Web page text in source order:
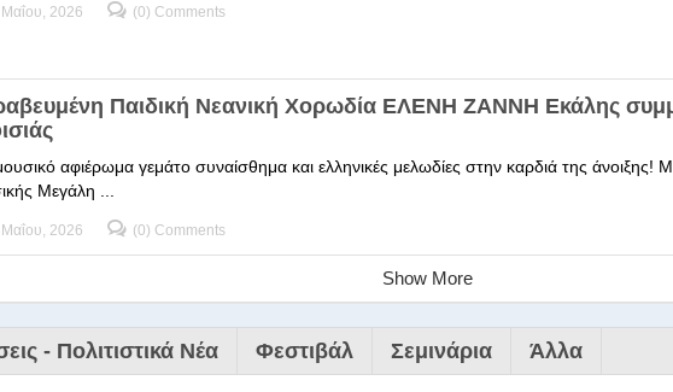
2026 (0) Comments
Παιδική Νεανική Χορωδία ΕΛΕΝΗ ΖΑΝΝΗ Εκάλης
αφιέρωμα γεμάτο συναίσθημα και ελληνικές μελωδίες στην καρδιά της άνοιξης!
Μεγάλη ...
2026 (0) Comments
Show More
- Πολιτιστικά Νέα Φεστιβάλ Σεμινάρια Άλλα